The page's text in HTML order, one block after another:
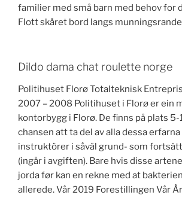
familier med små barn med behov for
Flott skåret bord langs
Dildo dama chat roulette norge
Politihuset Florø Totalteknisk
2007 – 2008 Politihuset i Florø er ein
kontorbygg i Florø. De finns på plats 5-
chansen att ta del av alla dessa
instruktörer i såväl grund- som
(ingår i avgiften). Bare hvis disse
jorda før kan en rekne med at
allerede. Vår 2019 Forestillingen Vår